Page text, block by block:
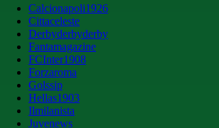
Calcionapoli1926
Cittaceleste
Derbyderbyderby
Fantamagazine
FCInter1908
Forzaroma
Golssip
Hellas1903
Ilmilanista
Juvenews